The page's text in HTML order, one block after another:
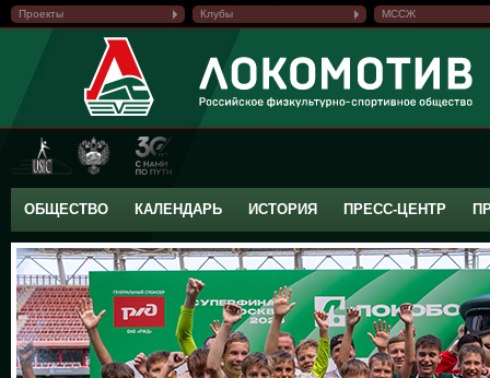
Проекты Клубы МССЖ
ОБЩЕСТВО КАЛЕНДАРЬ ИСТОРИЯ ПРЕСС-ЦЕНТР